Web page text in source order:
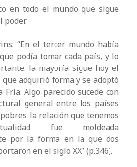
en todo el mundo que sigue
poder.
“En el tercer mundo había
podía tomar cada país, y lo
la mayoría sigue hoy el
que adquirió forma y se adoptó
Algo parecido sucede con
general entre los países
la relación que tenemos
fue moldeada
por la forma en la que dos
en el siglo XX” (p.346).